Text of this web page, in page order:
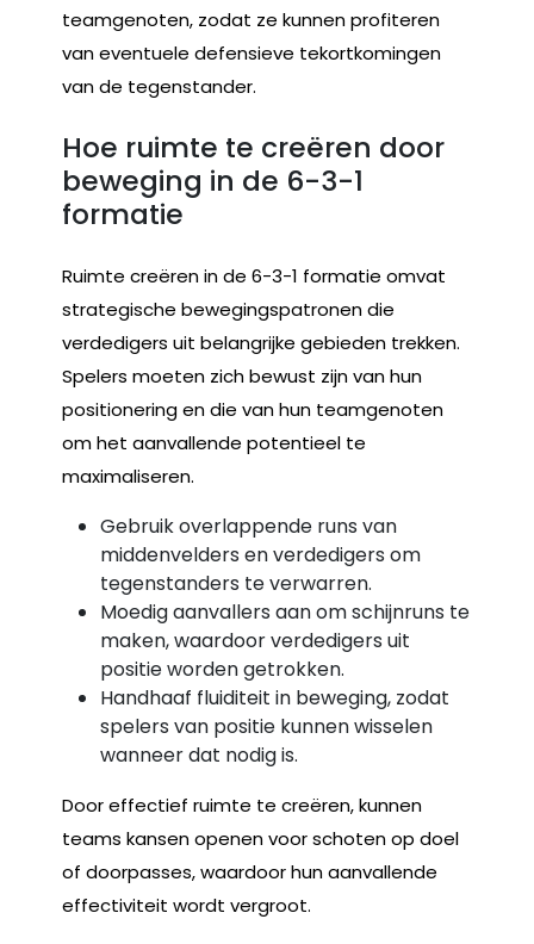
teamgenoten, zodat ze kunnen profiteren
van eventuele defensieve tekortkomingen
van de tegenstander.
Hoe ruimte te creëren door
beweging in de 6-3-1
formatie
Ruimte creëren in de 6-3-1 formatie omvat
strategische bewegingspatronen die
verdedigers uit belangrijke gebieden trekken.
Spelers moeten zich bewust zijn van hun
positionering en die van hun teamgenoten
om het aanvallende potentieel te
maximaliseren.
Gebruik overlappende runs van
middenvelders en verdedigers om
tegenstanders te verwarren.
Moedig aanvallers aan om schijnruns te
maken, waardoor verdedigers uit
positie worden getrokken.
Handhaaf fluiditeit in beweging, zodat
spelers van positie kunnen wisselen
wanneer dat nodig is.
Door effectief ruimte te creëren, kunnen
teams kansen openen voor schoten op doel
of doorpasses, waardoor hun aanvallende
effectiviteit wordt vergroot.